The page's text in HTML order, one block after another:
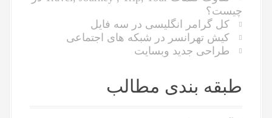
چیست؟
کل گرامر انگلیسی در سه فایل
کیش تهرانسر در شبکه های اجتماعی
طراحی جدید وبسایت
طبقه بندی مطالب